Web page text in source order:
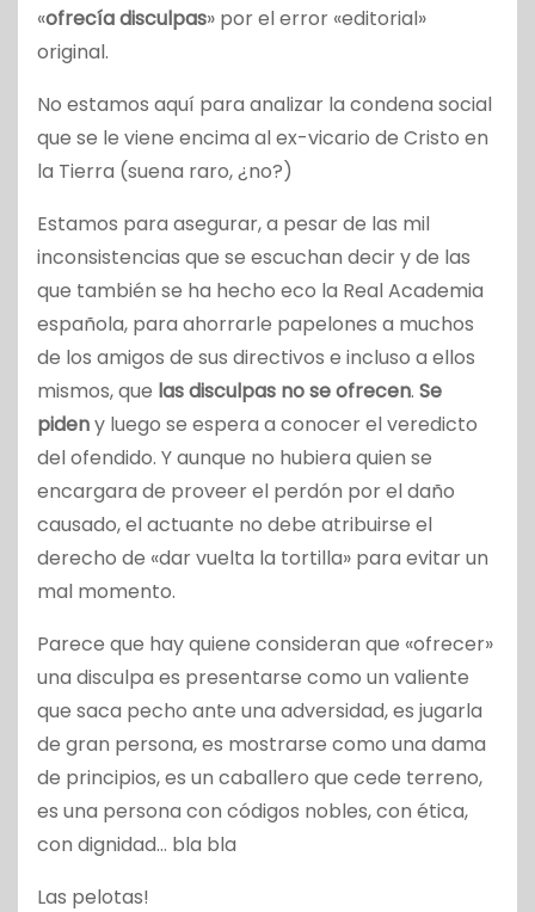
«ofrecía disculpas» por el error «editorial»
original.
No estamos aquí para analizar la condena social
que se le viene encima al ex-vicario de Cristo en
la Tierra (suena raro, ¿no?)
Estamos para asegurar, a pesar de las mil
inconsistencias que se escuchan decir y de las
que también se ha hecho eco la Real Academia
española, para ahorrarle papelones a muchos
de los amigos de sus directivos e incluso a ellos
mismos, que las disculpas no se ofrecen. Se
pideny luego se espera a conocer el veredicto
del ofendido. Y aunque no hubiera quien se
encargara de proveer el perdón por el daño
causado, el actuante no debe atribuirse el
derecho de «dar vuelta la tortilla» para evitar un
mal momento.
Parece que hay quiene consideran que «ofrecer»
una disculpa es presentarse como un valiente
que saca pecho ante una adversidad, es jugarla
de gran persona, es mostrarse como una dama
de principios, es un caballero que cede terreno,
es una persona con códigos nobles, con ética,
con dignidad… bla bla
Las pelotas!